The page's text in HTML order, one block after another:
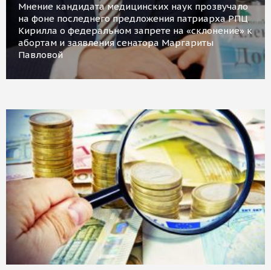
Мнение кандидата медицинских наук прозвучало
на фоне последнего предложения патриарха РПЦ
Кирилла о федеральном запрете на «склонение» к
абортам и заявления сенатора Маргариты
Павловой